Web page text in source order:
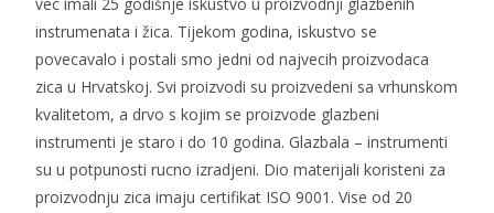
instrumenata i žica. Tijekom godina, iskustvo se
povecavalo i postali smo jedni od najvecih proizvodaca
zica u Hrvatskoj. Svi proizvodi su proizvedeni sa vrhunskom
kvalitetom, a drvo s kojim se proizvode glazbeni
instrumenti je staro i do 10 godina. Glazbala – instrumenti
su u potpunosti rucno izradjeni. Dio materijali koristeni za
proizvodnju zica imaju certifikat ISO 9001. Vise od 20